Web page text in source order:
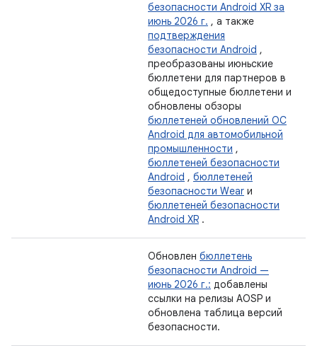
безопасности Android XR за
июнь 2026 г. , а также
подтверждения
безопасности Android ,
преобразованы июньские
бюллетени для партнеров в
общедоступные бюллетени и
обновлены обзоры
бюллетеней обновлений ОС
Android для автомобильной
промышленности ,
бюллетеней безопасности
Android , бюллетеней
безопасности Wear и
бюллетеней безопасности
Android XR .
Обновлен бюллетень
безопасности Android —
июнь 2026 г.: добавлены
ссылки на релизы AOSP и
обновлена ​​таблица версий
безопасности.